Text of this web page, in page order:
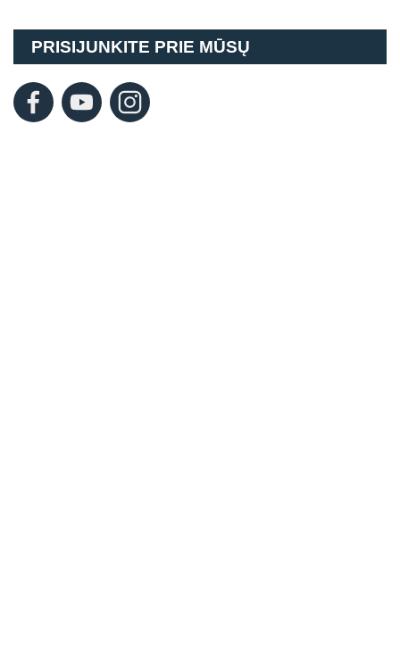
PRISIJUNKITE PRIE MŪSŲ